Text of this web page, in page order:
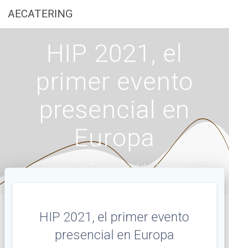
AECATERING
HIP 2021, el
primer evento
presencial en
Europa
Asociación Empresarial de Catering
HIP 2021, el primer evento
presencial en Europa